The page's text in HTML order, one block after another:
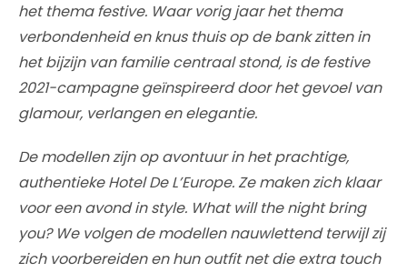
het thema festive. Waar vorig jaar het thema
verbondenheid en knus thuis op de bank zitten in
het bijzijn van familie centraal stond, is de festive
2021-campagne geïnspireerd door het gevoel van
glamour, verlangen en elegantie.
De modellen zijn op avontuur in het prachtige,
authentieke Hotel De L’Europe. Ze maken zich klaar
voor een avond in style. What will the night bring
you? We volgen de modellen nauwlettend terwijl zij
zich voorbereiden en hun outfit net die extra touch